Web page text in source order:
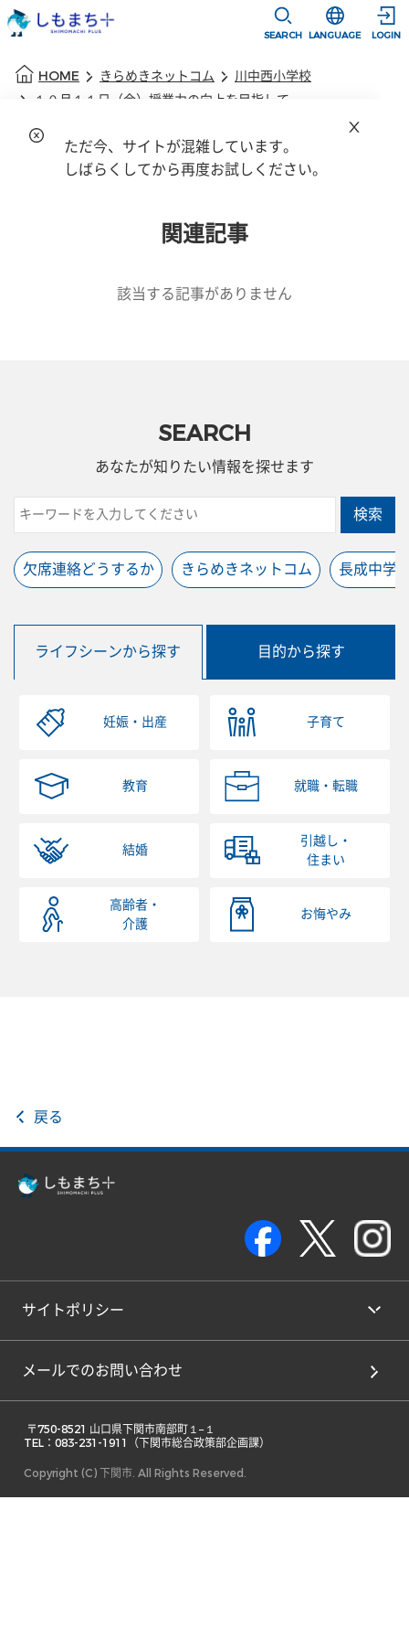
SEARCH
選択すると言
LANGUAGE LOGIN
HOME きらめきネットコム
川中西小学校
１０月１１日（金）授業力の向上を目指して
関連記事
該当する記事がありません
SEARCH
あなたが知りたい情報を探せます
検索
欠席連絡どうするか きらめきネットコム 長成中学
ライフシーンから探す 目的から探す
妊娠・出産 子育て
教育 就職・転職
結婚
引越し・
住まい
高齢者・
介護
お悔やみ
戻る
サイトポリシー
メールでのお問い合わせ
TEL：083-231-1911（下関市総合政策部企画課）
Copyright (C) 下関市. All Rights Reserved.
ただ今、サイトが混雑しています。
しばらくしてから再度お試しください。